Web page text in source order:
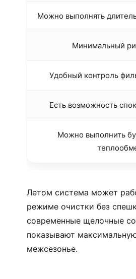
Можно выполнять
Минимальный
Удобный контроль
Есть возможность
Можно выполнить
Летом система может
режиме очистки без
современные щелочные
показывают
межсезонье.